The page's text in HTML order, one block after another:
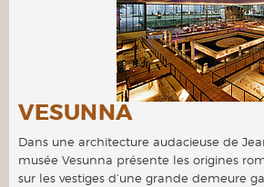
VESUNNA
Dans une architecture audacieuse de
musée Vesunna présente les origines
sur les vestiges d’une grande demeure